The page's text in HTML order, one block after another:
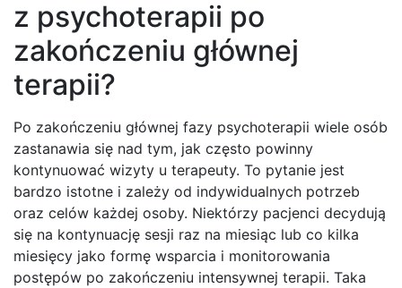
z psychoterapii po
zakończeniu głównej
terapii?
Po zakończeniu głównej fazy psychoterapii wiele osób
zastanawia się nad tym, jak często powinny
kontynuować wizyty u terapeuty. To pytanie jest
bardzo istotne i zależy od indywidualnych potrzeb
oraz celów każdej osoby. Niektórzy pacjenci decydują
się na kontynuację sesji raz na miesiąc lub co kilka
miesięcy jako formę wsparcia i monitorowania
postępów po zakończeniu intensywnej terapii. Taka